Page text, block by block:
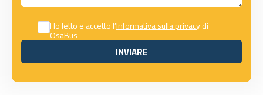
Ho letto e accetto l’Informativa sulla privacydi
OsaBus
INVIARE
INVIARE